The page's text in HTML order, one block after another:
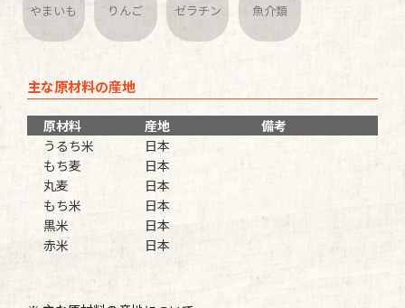
やまいも りんご ゼラチン 魚介類
主な原材料の産地
原材料 産地
備考
うるち米
日本
もち麦
日本
丸麦
日本
もち米
日本
黒米
日本
赤米
日本